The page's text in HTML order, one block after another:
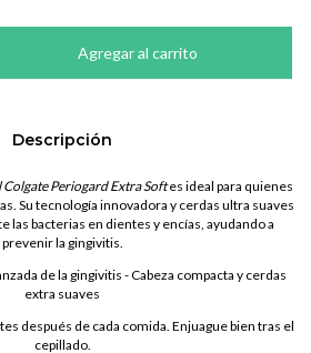
Descripción
Periogard Extra Softes ideal para quienes
Su tecnología innovadora y cerdas ultra suaves
bacterias en dientes y encías, ayudando a
prevenir la gingivitis.
de la gingivitis - Cabeza compacta y cerdas
extra suaves
después de cada comida. Enjuague bien tras el
cepillado.